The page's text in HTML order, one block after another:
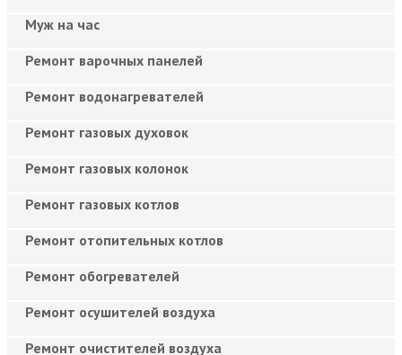
Муж на час
Ремонт варочных панелей
Ремонт водонагревателей
Ремонт газовых духовок
Ремонт газовых колонок
Ремонт газовых котлов
Ремонт отопительных котлов
Ремонт обогревателей
Ремонт осушителей воздуха
Ремонт очистителей воздуха